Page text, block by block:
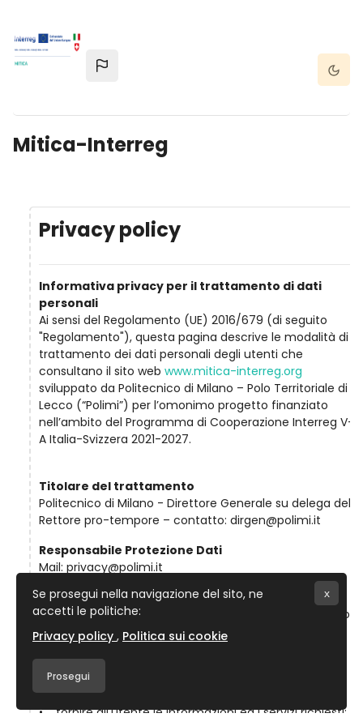
Se prosegui nella navigazione del sito, ne
accetti le politiche:
Privacy policy Politica sui cookie
Prosegui
x
Dark
Mitica-Interreg
Privacy policy
Informativa privacy per il trattamento di dati
personali
Ai sensi del Regolamento (UE) 2016/679 (di seguito
"Regolamento"), questa pagina descrive le modalità di
trattamento dei dati personali degli utenti che
consultano il sito web www.mitica-interreg.org
sviluppato da Politecnico di Milano – Polo Territoriale di
Lecco (“Polimi”) per l’omonimo progetto finanziato
nell’ambito del Programma di Cooperazione Interreg V-
A Italia-Svizzera 2021-2027.
Titolare del trattamento
Politecnico di Milano - Direttore Generale su delega del
Rettore pro-tempore – contatto: dirgen@polimi.it
Responsabile Protezione Dati
Mail: privacy@polimi.it
Finalità di trattamento
I dati personali indicati nella presente informativa sono
trattati da Polimi nell'esecuzione dei propri compiti e
per finalità legate alla progettazione e all’erogazione
progetto MITICA, ivi incluso:
• consentire la navigazione del portale web;
• fornire all'utente le informazioni ed i servizi richiesti;